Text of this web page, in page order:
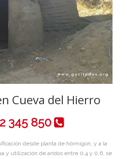
Cueva del Hierro
345 850
desde planta de hórmigon, y a la
y utilización de aridos entre 0,4 y 0,6, se